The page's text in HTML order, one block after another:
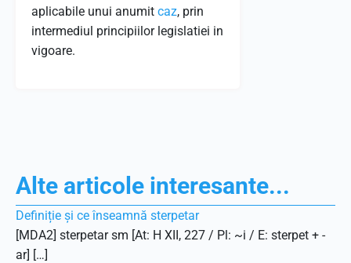
aplicabile unui anumit caz, prin
intermediul principiilor legislatiei in
vigoare.
Alte articole interesante...
Definiție și ce înseamnă sterpetar
[MDA2] sterpetar sm [At: H XII, 227 / Pl: ~i / E: sterpet + -
ar] […]